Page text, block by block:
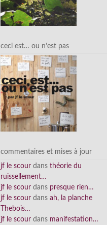
ceci est… ou n’est pas
commentaires et mises à jour
jf le scour dans théorie du
ruissellement…
jf le scour dans presque rien…
jf le scour dans ah, la planche
Thebois…
jf le scour dans manifestation…